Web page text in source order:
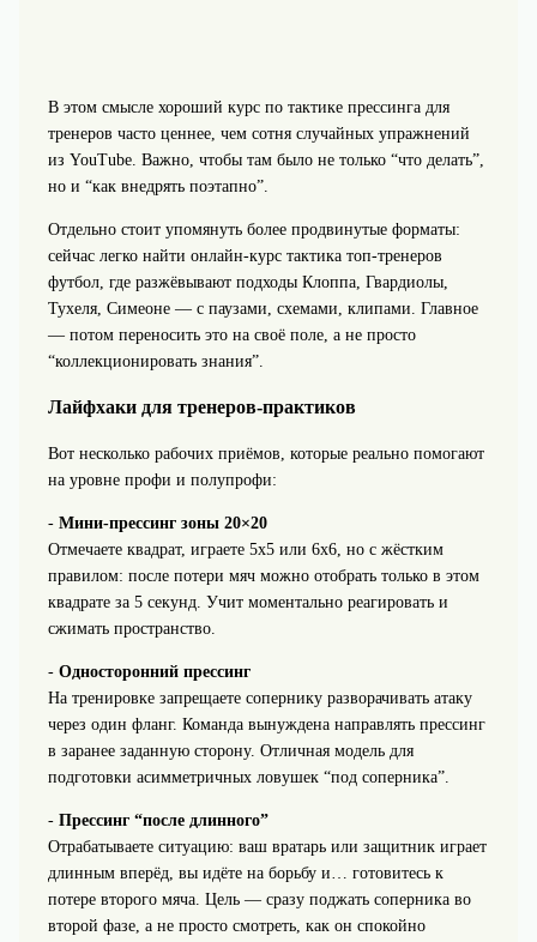
В этом смысле хороший курс по тактике прессинга для
тренеров часто ценнее, чем сотня случайных упражнений
из YouTube. Важно, чтобы там было не только “что делать”,
но и “как внедрять поэтапно”.
Отдельно стоит упомянуть более продвинутые форматы:
сейчас легко найти онлайн-курс тактика топ-тренеров
футбол, где разжёвывают подходы Клоппа, Гвардиолы,
Тухеля, Симеоне — с паузами, схемами, клипами. Главное
— потом переносить это на своё поле, а не просто
“коллекционировать знания”.
Лайфхаки для тренеров-практиков
Вот несколько рабочих приёмов, которые реально помогают
на уровне профи и полупрофи:
- Мини-прессинг зоны 20×20
Отмечаете квадрат, играете 5х5 или 6х6, но с жёстким
правилом: после потери мяч можно отобрать только в этом
квадрате за 5 секунд. Учит моментально реагировать и
сжимать пространство.
- Односторонний прессинг
На тренировке запрещаете сопернику разворачивать атаку
через один фланг. Команда вынуждена направлять прессинг
в заранее заданную сторону. Отличная модель для
подготовки асимметричных ловушек “под соперника”.
- Прессинг “после длинного”
Отрабатываете ситуацию: ваш вратарь или защитник играет
длинным вперёд, вы идёте на борьбу и… готовитесь к
потере второго мяча. Цель — сразу поджать соперника во
второй фазе, а не просто смотреть, как он спокойно